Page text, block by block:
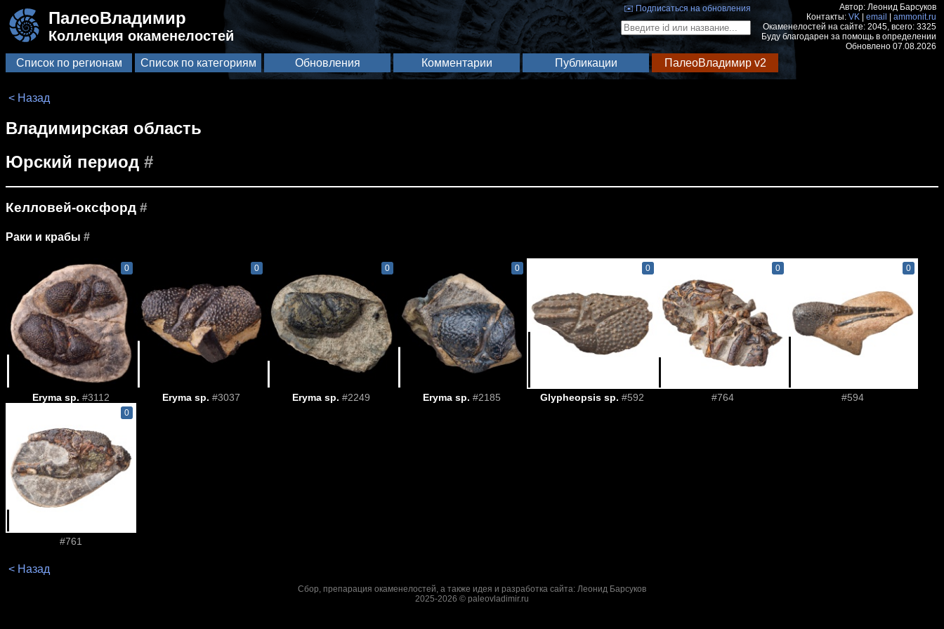
ПалеоВладимир
Коллекция окаменелостей
✉️ Подписаться на обновления
Автор: Леонид Барсуков
Контакты: VK email
ammonit.ru
Окаменелостей на сайте: 2045, всего: 3325
Буду благодарен за помощь в определении
Обновлено 07.08.2026
Список по регионам Список по категориям Обновления Комментарии Публикации ПалеоВладимир v2
< Назад
Владимирская область
Юрский период #
Келловей-оксфорд #
Раки и крабы #
0
Eryma sp. #3112
0
Eryma sp. #3037
0
Eryma sp. #2249
0
Eryma sp. #2185
0
Glypheopsis sp. #592
0
#764
0
#594
0
#761
< Назад
Сбор, препарация окаменелостей, а также идея и разработка сайта: Леонид Барсуков
2025-2026 © paleovladimir.ru